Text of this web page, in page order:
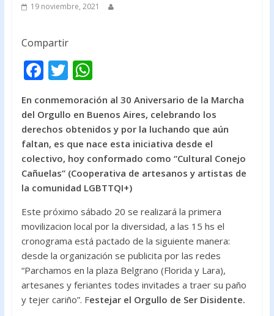
19 noviembre, 2021
Compartir
F
e
b
o
o
k
T
itt
er
W
h
at
s
A
p
p
En conmemoración al 30 Aniversario de la Marcha
del Orgullo en Buenos Aires, celebrando los
derechos obtenidos y por la luchando que aún
faltan, es que nace esta iniciativa desde el
colectivo, hoy conformado como “Cultural Conejo
Cañuelas” (Cooperativa de artesanos y artistas de
la comunidad LGBTTQI+)
Este próximo sábado 20 se realizará la primera
movilizacion local por la diversidad, a las 15 hs el
cronograma está pactado de la siguiente manera:
desde la organización se publicita por las redes
“Parchamos en la plaza Belgrano (Florida y Lara),
artesanes y feriantes todes invitades a traer su paño
y tejer cariño”. Festejar el Orgullo de Ser Disidente.